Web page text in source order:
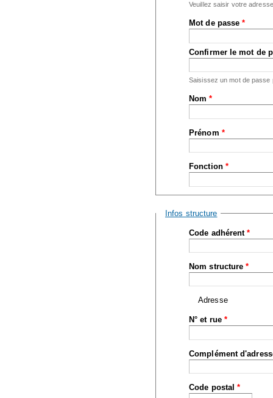
Veuillez saisir votre
Mot de passe*
Confirmer le mot de
Saisissez un mot de passe
Nom*
Prénom *
Fonction *
Masquer
Infos structure
Code adhérent*
Nom structure*
Adresse
N° et rue *
Complément
Code postal*